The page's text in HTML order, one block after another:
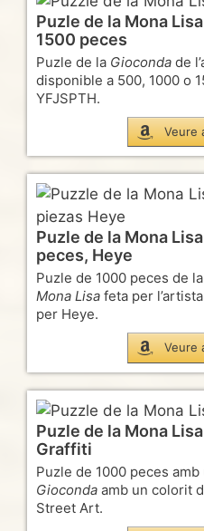
Puzle de la Mona
1500 peces
Puzle de la Gioconda de
disponible a 500, 1000 o
YFJSPTH.
Veure
Puzle de la Mona
peces, Heye
Puzle de 1000 peces de
Mona Lisa feta per
per Heye.
Veure
Puzle de la Mona
Graffiti
Puzle de 1000 peces
Gioconda amb un colorit
Street Art.